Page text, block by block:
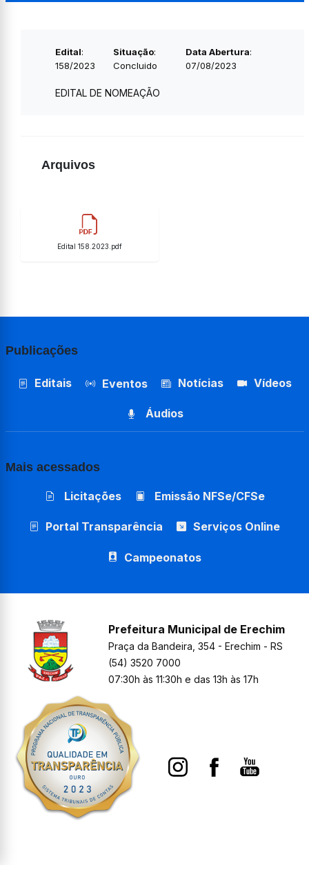
Edital:
158/2023
Situação:
Concluido
Data Abertura:
07/08/2023
EDITAL DE NOMEAÇÃO
Arquivos
Edital 158.2023.pdf
Publicações
Editais Eventos Notícias Vídeos
Áudios
Mais acessados
Licitações Emissão NFSe/CFSe
Portal Transparência Serviços Online
Campeonatos
Prefeitura Municipal de Erechim
Praça da Bandeira, 354 - Erechim - RS
(54) 3520 7000
07:30h às 11:30h e das 13h às 17h